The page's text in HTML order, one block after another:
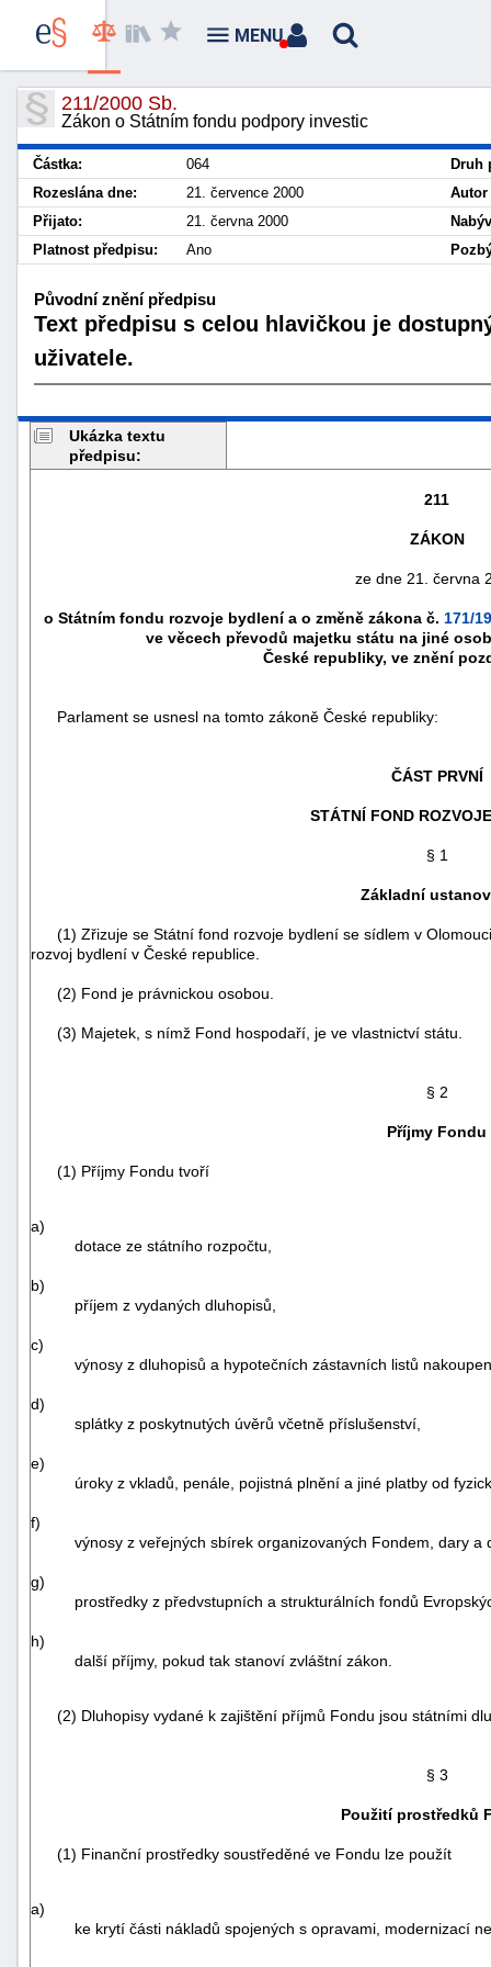
211/2000 Sb.
Zákon o Státním fondu podpory investic
Částka: 064
Druh
Rozeslána dne:
21. července 2000
Přijato:
21. června 2000
Platnost předpisu:
Ano
Původní znění předpisu
Text předpisu s celou hlavičkou je
uživatele.
Ukázka textu
předpisu:
211
ZÁKON
ze dne 21. června
o Státním fondu rozvoje bydlení a o změně zákona č. 171/
ve věcech převodů majetku státu na jiné
České republiky, ve znění
Parlament se usnesl na tomto zákoně České republiky:
ČÁST PRVNÍ
STÁTNÍ FOND
§ 1
Základní
(1) Zřizuje se Státní fond rozvoje bydlení se sídlem v
rozvoj bydlení v České republice.
(2) Fond je právnickou osobou.
(3) Majetek, s nímž Fond hospodaří, je ve vlastnictví státu.
§ 2
Příjmy Fondu
(1) Příjmy Fondu tvoří
a)
dotace ze státního rozpočtu,
b)
příjem z vydaných dluhopisů,
c)
výnosy z dluhopisů a hypotečních zástavních listů
d)
splátky z poskytnutých úvěrů včetně příslušenství,
e)
úroky z vkladů, penále, pojistná plnění a jiné platby od
f)
výnosy z veřejných sbírek organizovaných Fondem, dary a
g)
prostředky z předvstupních a strukturálních fondů
h)
další příjmy, pokud tak stanoví zvláštní zákon.
(2) Dluhopisy vydané k zajištění příjmů Fondu jsou státními
§ 3
Použití prostředků
(1) Finanční prostředky soustředěné ve Fondu lze použít
a)
ke krytí části nákladů spojených s opravami, modernizací
MENU
+náhrady